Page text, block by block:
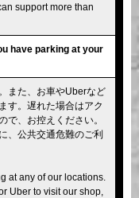
support more than
have parking at your
また、お車やUberなど
す。遅れた場合はアク
で、お控えください。
、公共交通危難のご利
at any of our locations.
Uber to visit our shop,